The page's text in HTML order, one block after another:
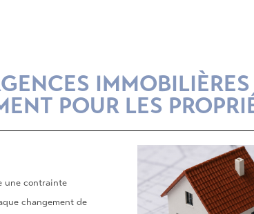
POUR LES
une contrainte
changement de